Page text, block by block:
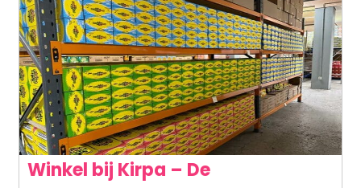
Winkel bij Kirpa – De